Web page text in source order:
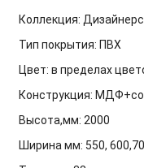
Коллекция:
Тип покрытия: ПВХ
Цвет: в пределах
Конструкция:
Высота,мм: 2000
Ширина мм: 550,